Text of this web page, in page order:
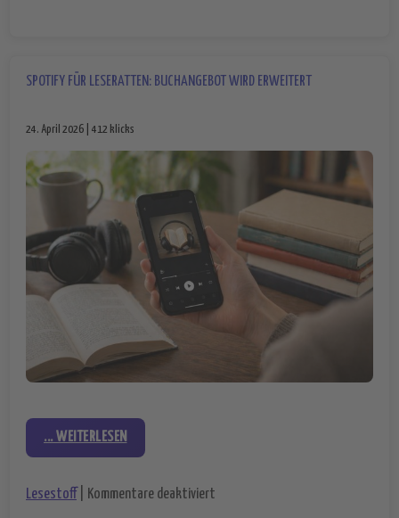
SPOTIFY FÜR LESERATTEN: BUCHANGEBOT WIRD ERWEITERT
24. April 2026 | 412 klicks
... WEITERLESEN
Lesestoff Kommentare deaktiviert